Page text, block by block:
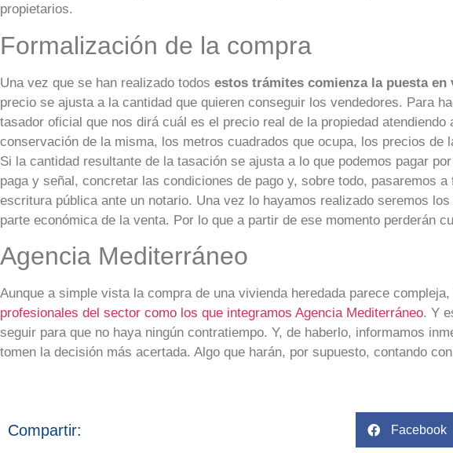
propietarios.
Formalización de la compra
Una vez que se han realizado todos estos trámites comienza la puesta en
precio se ajusta a la cantidad que quieren conseguir los vendedores. Para
tasador oficial que nos dirá cuál es el precio real de la propiedad
conservación de la misma, los metros cuadrados que ocupa, los precios de
Si la cantidad resultante de la tasación se ajusta a lo que podemos pagar
paga y señal, concretar las condiciones de pago y, sobre todo, pasaremos
escritura pública ante un notario. Una vez lo hayamos realizado seremos
parte económica de la venta. Por lo que a partir de ese momento perderán
Agencia Mediterráneo
Aunque a simple vista la compra de una vivienda heredada parece
profesionales del sector como los que integramos Agencia Mediterráneo. Y
seguir para que no haya ningún contratiempo. Y, de haberlo, informamos
tomen la decisión más acertada. Algo que harán, por supuesto, contando
Compartir: Facebook